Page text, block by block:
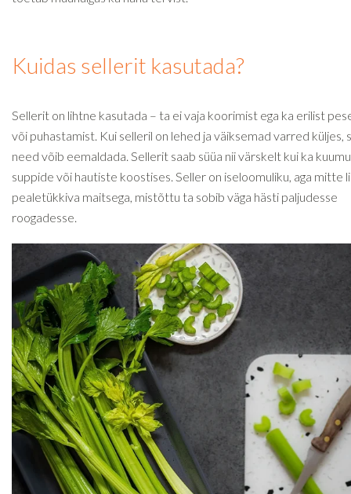
Kuidas sellerit kasutada?
Sellerit on lihtne kasutada – ta ei vaja koorimist ega ka erilist
või puhastamist. Kui selleril on lehed ja väiksemad varred küljes,
need võib eemaldada. Sellerit saab süüa nii värskelt kui ka
suppide või hautiste koostises. Seller on iseloomuliku, aga mitte
pealetükkiva maitsega, mistõttu ta sobib väga hästi paljudesse
roogadesse.